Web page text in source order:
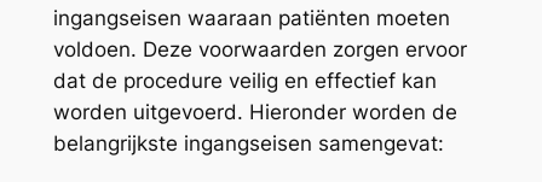
ingangseisen waaraan patiënten moeten
voldoen. Deze voorwaarden zorgen ervoor
dat de procedure veilig en effectief kan
worden uitgevoerd. Hieronder worden de
belangrijkste ingangseisen samengevat: